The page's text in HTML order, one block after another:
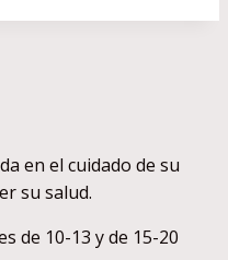
en el cuidado de su
su salud.
de 10-13 y de 15-20